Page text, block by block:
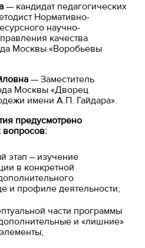
— кандидат педагогических
Нормативно-
научно-
качества
Москвы «Воробьевы
— Заместитель
Москвы «Дворец
имени А.П. Гайдара».
предусмотрено
этап – изучение
в конкретной
и профиле деятельности;
части программы
и «лишние»